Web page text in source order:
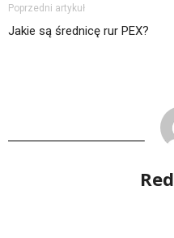
Poprzedni artykuł
Jakie są średnicę rur PEX?